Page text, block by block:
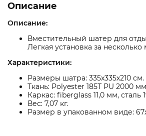
Описание
Описание:
Вместительный шатер для
Легкая установка за несколько
Характеристики:
Размеры шатра: 335х335х210 см.
Ткань: Polyester 185Т PU 2000
Каркас: fiberglass 11,0 мм, сталь
Вес: 7,07 кг.
Размер в упакованном виде: